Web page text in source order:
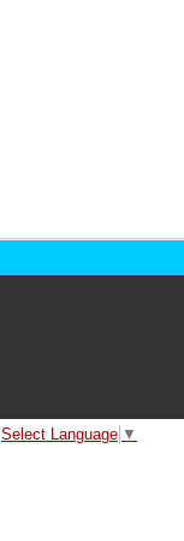
Select Language ▼